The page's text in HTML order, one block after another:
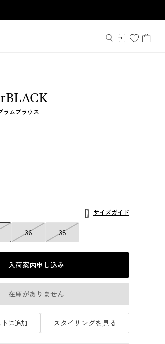
ラムブラウス
サイズガイド
36 38
入荷案内申し込み
在庫がありません
に追加 スタイリングを見る